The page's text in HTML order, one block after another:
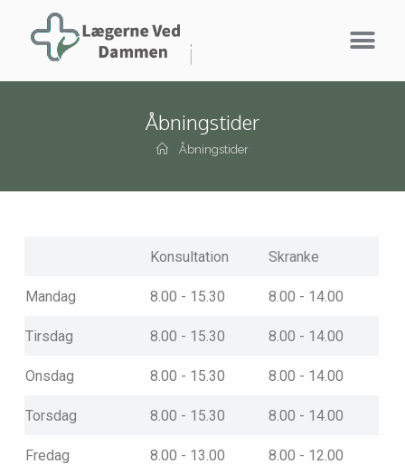
Åbningstider
Åbningstider
Konsultation Skranke
Mandag 8.00 - 15.30 8.00 - 14.00
Tirsdag 8.00 - 15.30 8.00 - 14.00
Onsdag 8.00 - 15.30 8.00 - 14.00
Torsdag 8.00 - 15.30 8.00 - 14.00
Fredag 8.00 - 13.00 8.00 - 12.00